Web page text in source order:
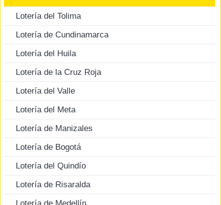
Lotería del Tolima
Lotería de Cundinamarca
Lotería del Huila
Lotería de la Cruz Roja
Lotería del Valle
Lotería del Meta
Lotería de Manizales
Lotería de Bogotá
Lotería del Quindío
Lotería de Risaralda